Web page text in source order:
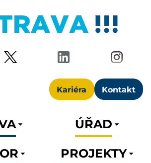
Kariéra Kontakt
ÚŘAD
PROJEKTY